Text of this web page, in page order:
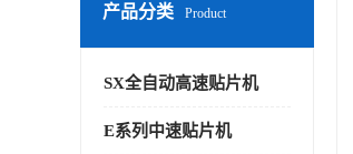
产品分类 Product
SX全自动高速贴片机
E系列中速贴片机